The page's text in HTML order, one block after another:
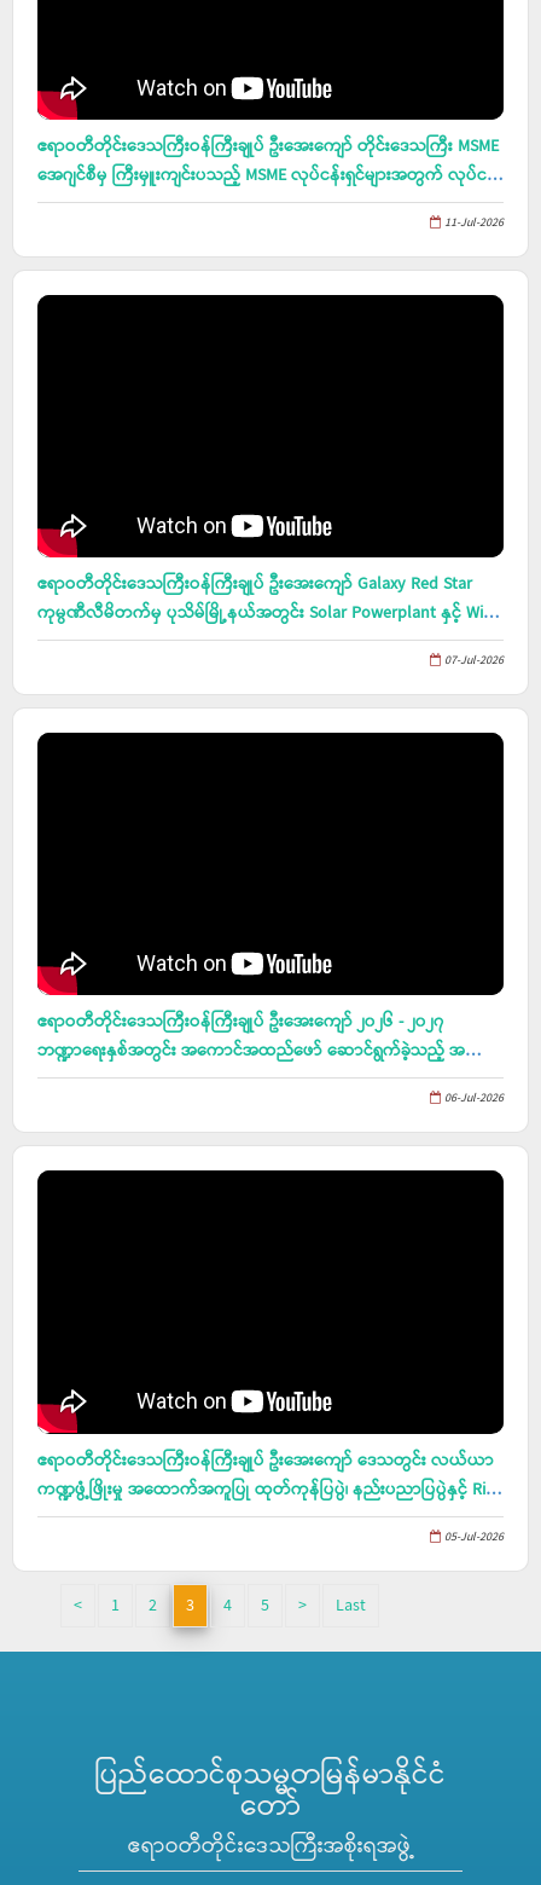
ဧရာဝတီတိုင်း‌ဒေသကြီးဝန်ကြီးချုပ် ဦးအေးကျော် တိုင်းဒေသကြီး MSME
အေဂျင်စီမှ ကြီးမှူးကျင်းပသည့် MSME လုပ်ငန်းရှင်များအတွက် လုပ်ငန်း
လမ်းညွှန်ချက် (SME Toolkit) သင်တန်းဖွင့်ပွဲ တက်ရောက်၊ ဖျာပုံမြို့ရှိ
ငါးဖမ်း၊ ငါးသယ် ရေယာဉ်များအား စက်သုံးဆီ ခွဲဝေဖြန့်ဖြူးနေမှု
ရှင်းလင်းတင်ပြခြင်း အစည်းအဝေး တက်ရောက်၊ ပုသိမ်ပြည်သူ့ဆေးရုံ
ကြီး၌ ကျန်းမာရေး ဆောင်ရွက်ပေးနေမှုကို ကြည့်ရှုစစ်ဆေး
11-Jul-2026
ဧရာဝတီတိုင်းဒေသကြီးဝန်ကြီးချုပ် ဦးအေးကျော် Galaxy Red Star
ကုမ္ပဏီလီမိတက်မှ ပုသိမ်မြို့နယ်အတွင်း Solar Powerplant နှင့် Wind
Turbine Power Plant နှစ်မျိုး အသုံးပြု၍ Mega Watt(100) ထုတ်လုပ်
ရရှိရေးအတွက် ဆောင်ရွက်ထားရှိမှု အစီအစဉ်များအား ရှင်းလင်းတင်ပြ
ခြင်း အစည်းအဝေး တက်ရောက်၊ အားကစားနှင့် ကာယပညာသိပ္ပံ(ပု
သိမ်) တည်ဆောက်ရေးလုပ်ငန်း ဆောင်ရွက်မည့် ကုမ္ပဏီများနှင့် တွေ့ဆုံ
07-Jul-2026
ဧရာဝတီတိုင်းဒေသကြီးဝန်ကြီးချုပ် ဦးအေးကျော် ၂၀၂၆ - ၂၀၂၇
ဘဏ္ဍာရေးနှစ်အတွင်း အကောင်အထည်ဖော် ဆောင်ရွက်ခဲ့သည့် အသေး
စားကုန်ထုတ်လုပ်ငန်းများ ဖန်တီးပေးနိုင်ရေးနှင့် ကျေးလက်နေမိသားစု
ဝင်ငွေတိုးရေးစီမံကိန်း ဒေသဖွံ့ဖြိုးရေးလုပ်ငန်းသုံးပစ္စည်းများ ပေးအပ်ပွဲ
သို့ တက်ရောက်
06-Jul-2026
ဧရာဝတီတိုင်းဒေသကြီးဝန်ကြီးချုပ် ဦးအေးကျော် ဒေသတွင်း လယ်ယာ
ကဏ္ဍဖွံ့ဖြိုးမှု အထောက်အကူပြု ထုတ်ကုန်ပြပွဲ၊ နည်းပညာပြပွဲနှင့် Rice
Export Zone စီမံချက် မိုးစပါးစိုက်ပျိုးရန် စိုက်ပျိုးစရိတ်ချေးငွေနှင့် သွင်း
05-Jul-2026
< 1 2 3 4 5 > Last
ပြည်ထောင်စုသမ္မတမြန်မာနိုင်ငံ
တော်
ဧရာဝတီတိုင်းဒေသကြီးအစိုးရအဖွဲ့